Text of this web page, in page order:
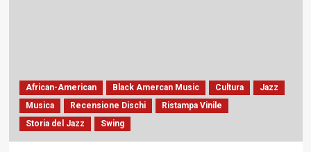
storia
che
si
ripete,
African-American Black Amercan Music Cultura
Jazz
Musica
Recensione Dischi
Ristampa Vinile
Storia del Jazz
Swing